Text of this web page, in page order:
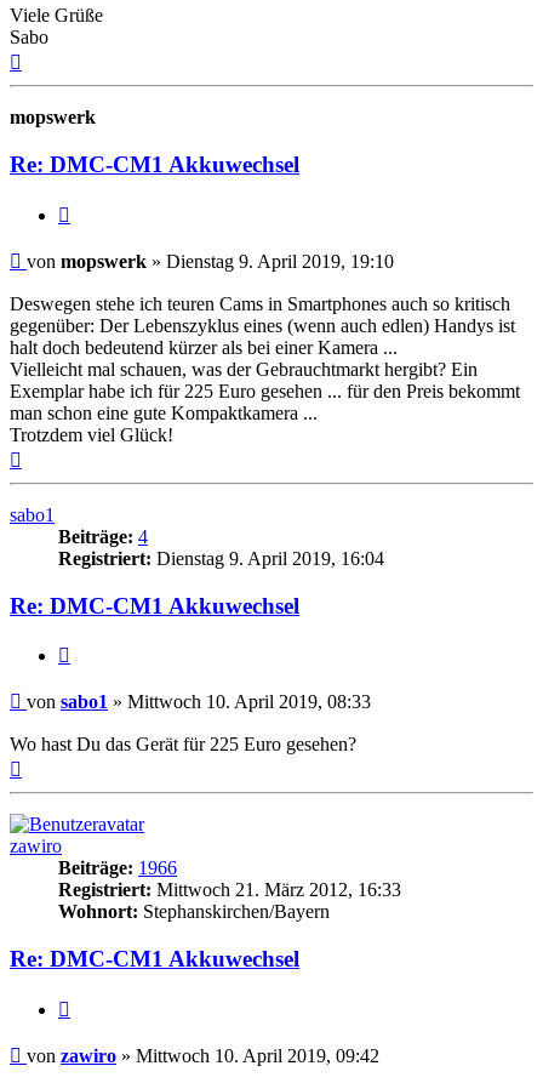
Viele Grüße
Sabo
oben
mopswerk
Re: DMC-CM1 Akkuwechsel
Beitrag
von mopswerk » Dienstag 9. April 2019, 19:10
Deswegen stehe ich teuren Cams in Smartphones auch so kritisch
gegenüber: Der Lebenszyklus eines (wenn auch edlen) Handys ist
halt doch bedeutend kürzer als bei einer Kamera ...
Vielleicht mal schauen, was der Gebrauchtmarkt hergibt? Ein
Exemplar habe ich für 225 Euro gesehen ... für den Preis bekommt
man schon eine gute Kompaktkamera ...
Trotzdem viel Glück!
sabo1
Beiträge: 4
Registriert: Dienstag 9. April 2019, 16:04
Re: DMC-CM1 Akkuwechsel
Beitrag
von sabo1 » Mittwoch 10. April 2019, 08:33
Wo hast Du das Gerät für 225 Euro gesehen?
zawiro
Beiträge: 1966
Registriert: Mittwoch 21. März 2012, 16:33
Wohnort: Stephanskirchen/Bayern
Re: DMC-CM1 Akkuwechsel
Beitrag
von zawiro » Mittwoch 10. April 2019, 09:42